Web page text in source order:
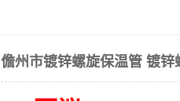
儋州市镀锌螺旋保温管 镀锌